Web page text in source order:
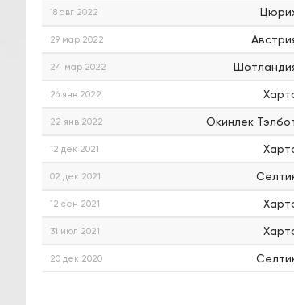
18 авг 2022
29 мар 2022
24 мар 2022
26 янв 2022
22 янв 2022 Окинлек
12 дек 2021
02 дек 2021
12 сен 2021
31 июл 2021
20 дек 2020